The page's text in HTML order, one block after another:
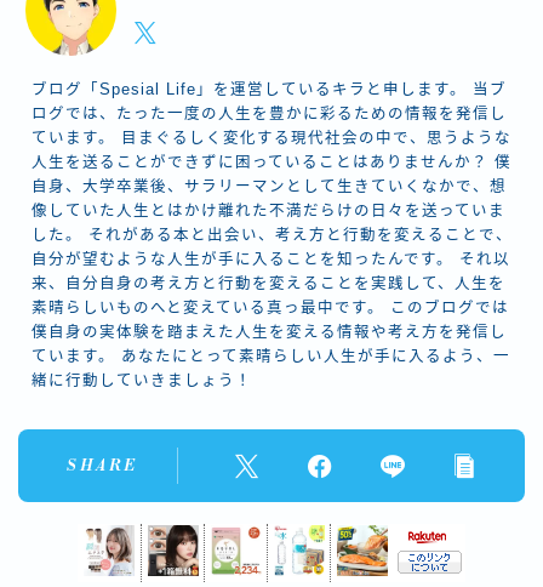
ブログ「Spesial Life」を運営しているキラと申します。 当ブ
ログでは、たった一度の人生を豊かに彩るための情報を発信し
ています。 目まぐるしく変化する現代社会の中で、思うような
人生を送ることができずに困っていることはありませんか？ 僕
自身、大学卒業後、サラリーマンとして生きていくなかで、想
像していた人生とはかけ離れた不満だらけの日々を送っていま
した。 それがある本と出会い、考え方と行動を変えることで、
自分が望むような人生が手に入ることを知ったんです。 それ以
来、自分自身の考え方と行動を変えることを実践して、人生を
素晴らしいものへと変えている真っ最中です。 このブログでは
僕自身の実体験を踏まえた人生を変える情報や考え方を発信し
ています。 あなたにとって素晴らしい人生が手に入るよう、一
緒に行動していきましょう！
SHARE